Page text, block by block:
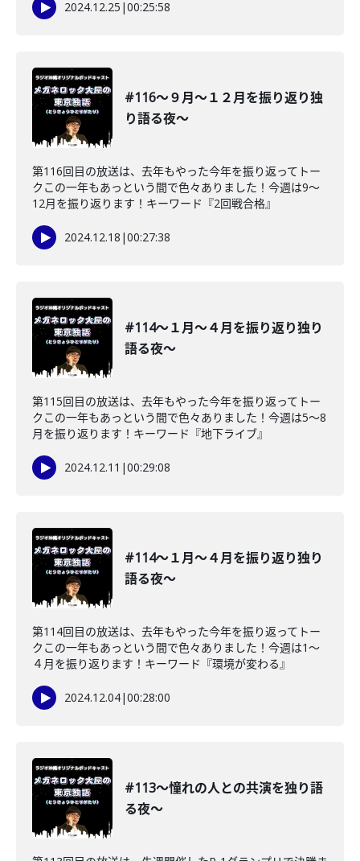
2024.12.25 |00:25:58
#116〜９月〜１２月を振り返り独
り語る夜〜
第116回目の放送は、去年もやった今年を振り返ってトー
クこの一年もあっという間で色々ありました！今週は9〜
12月を振り返ります！キーワード『2回戦合格』
2024.12.18 |00:27:38
#114〜１月〜４月を振り返り独り
語る夜〜
第115回目の放送は、去年もやった今年を振り返ってトー
クこの一年もあっという間で色々ありました！今週は5〜8
月を振り返ります！キーワード『地下ライブ』
2024.12.11 |00:29:08
#114〜１月〜４月を振り返り独り
語る夜〜
第114回目の放送は、去年もやった今年を振り返ってトー
クこの一年もあっという間で色々ありました！今週は1〜
４月を振り返ります！キーワード『環境が変わる』
2024.12.04|00:28:00
#113〜憧れの人との共演を独り語
る夜〜